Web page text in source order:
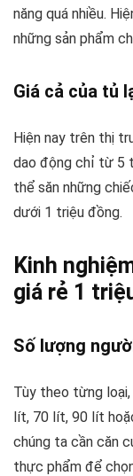
năng quá nhiều.
những sản phẩm
Giá cả của tủ
Hiện nay trên thị
dao động chỉ từ 5
thể săn những
dưới 1 triệu đồng.
Kinh
giá rẻ 1
Số lượng
Tùy theo từng
lít, 70 lít, 90 lít
chúng ta cần căn
thực phẩm để